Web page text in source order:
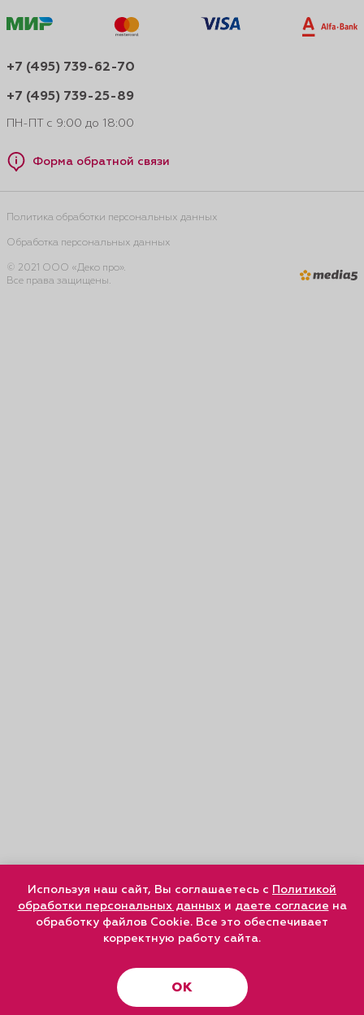
+7 (495) 739-62-70
+7 (495) 739-25-89
ПН-ПТ с 9:00 до 18:00
Форма обратной связи
Политика обработки персональных данных
Обработка персональных данных
© 2021 ООО «Деко про».
Все права защищены.
Используя наш сайт, Вы соглашаетесь с Политикой
обработки персональных данныхи даете согласие на
обработку файлов Cookie. Все это обеспечивает
корректную работу сайта.
ОК